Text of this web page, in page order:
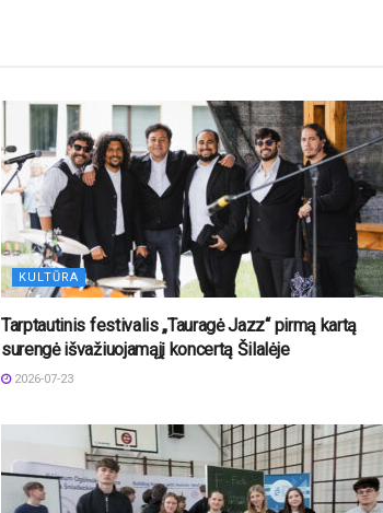
KULTŪRA
Tarptautinis festivalis „Tauragė Jazz“ pirmą kartą
surengė išvažiuojamąjį koncertą Šilalėje
2026-07-23